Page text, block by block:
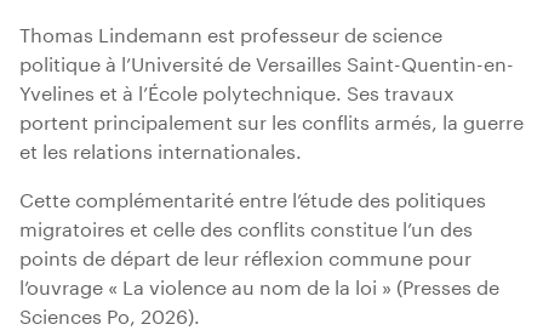
Thomas Lindemann est professeur de science
politique à l’Université de Versailles Saint-Quentin-en-
Yvelines et à l’École polytechnique. Ses travaux
portent principalement sur les conflits armés, la guerre
et les relations internationales.
Cette complémentarité entre l’étude des politiques
migratoires et celle des conflits constitue l’un des
points de départ de leur réflexion commune pour
l’ouvrage « La violence au nom de la loi » (Presses de
Sciences Po, 2026).